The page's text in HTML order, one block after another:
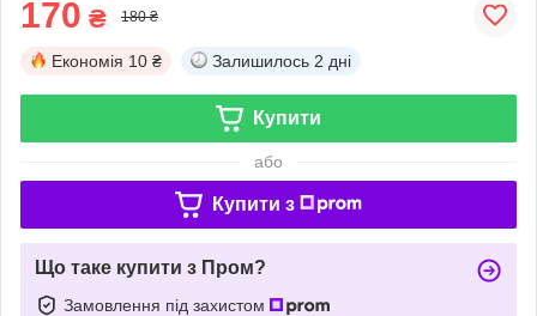
170 ₴ 180 ₴
Економія 10 ₴ Залишилось 2 дні
Купити
або
Купити з
Що таке купити з Пром?
Замовлення під захистом